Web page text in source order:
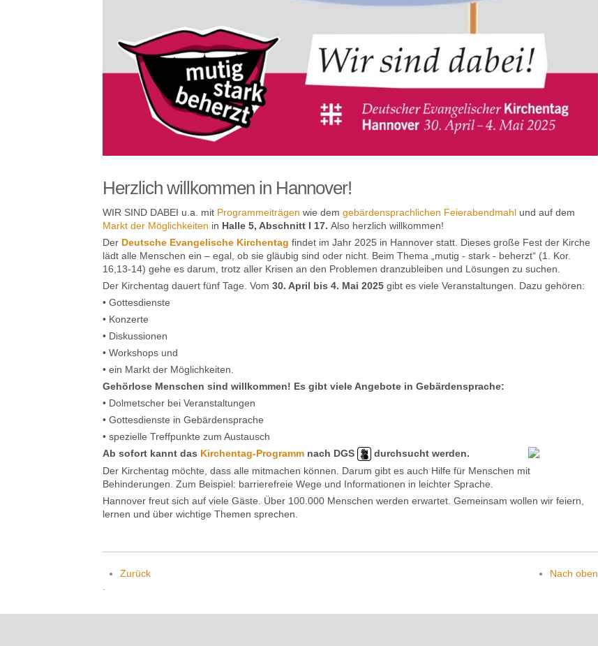
Herzlich willkommen in Hannover!
WIR SIND DABEI u.a. mit Programmeiträgen wie dem gebärdensprachlichen Feierabendmahl und auf dem
Markt der Möglichkeiten in Halle 5, Abschnitt I 17. Also herzlich willkommen!
Der Deutsche Evangelische Kirchentag findet im Jahr 2025 in Hannover statt. Dieses große Fest der Kirche
lädt alle Menschen ein – egal, ob sie gläubig sind oder nicht. Beim Thema „mutig - stark - beherzt“ (1. Kor.
16,13-14) gehe es darum, trotz aller Krisen an den Problemen dranzubleiben und Lösungen zu suchen.
Der Kirchentag dauert fünf Tage. Vom 30. April bis 4. Mai 2025 gibt es viele Veranstaltungen. Dazu gehören:
• Gottesdienste
• Konzerte
• Diskussionen
• Workshops und
• ein Markt der Möglichkeiten.
Gehörlose Menschen sind willkommen! Es gibt viele Angebote in Gebärdensprache:
• Dolmetscher bei Veranstaltungen
• Gottesdienste in Gebärdensprache
• spezielle Treffpunkte zum Austausch
Ab sofort kannt das Kirchentag-Programm nach DGS
durchsucht werden.
Der Kirchentag möchte, dass alle mitmachen können. Darum gibt es auch Hilfe für Menschen mit
Behinderungen. Zum Beispiel: barrierefreie Wege und Informationen in leichter Sprache.
Hannover freut sich auf viele Gäste. Über 100.000 Menschen werden erwartet. Gemeinsam wollen wir feiern,
lernen und über wichtige Themen sprechen.
Zurück
Nach oben